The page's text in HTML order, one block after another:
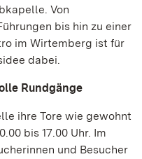
Von
bis hin zu einer
im Wirtemberg ist für
dabei.
Rundgänge
ihre Tore wie gewohnt
bis 17.00 Uhr. Im
und Besucher